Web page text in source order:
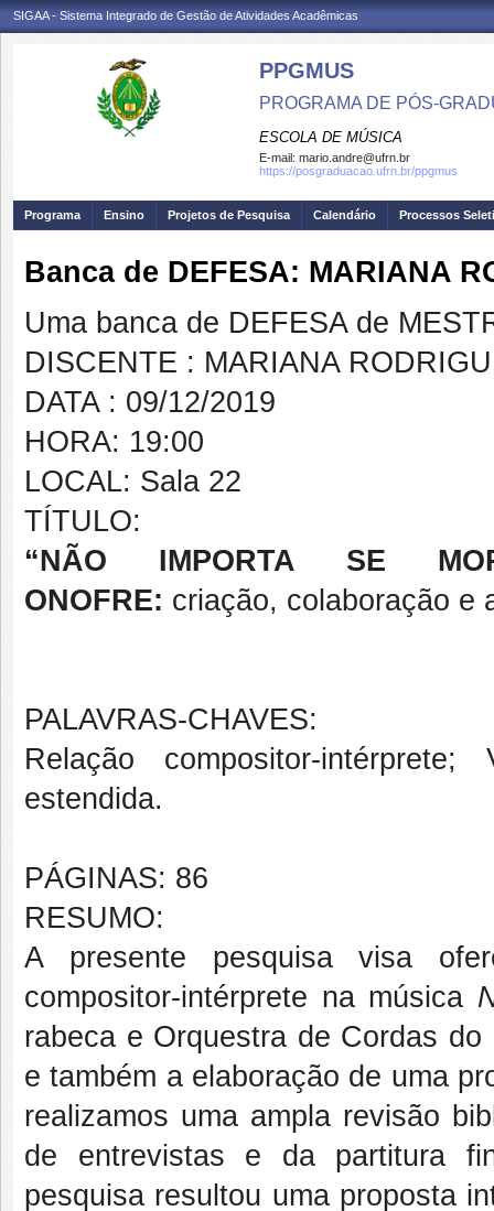
SIGAA - Sistema Integrado de Gestão de Atividades Acadêmicas
PPGMUS
PROGRAMA DE PÓS-
ESCOLA DE MÚSICA
E-mail: mario.andre@ufrn.br
https://posgraduacao.ufrn.br/ppgmus
Programa Ensino Projetos de Pesquisa Calendário Processos
Banca de DEFESA: MARIANA
Uma banca de DEFESA de
DISCENTE : MARIANA
DATA : 09/12/2019
HORA: 19:00
LOCAL: Sala 22
TÍTULO:
“NÃO IMPORTA SE
ONOFRE: criação, colaboração e
PALAVRAS-CHAVES:
Relação compositor-
estendida.
PÁGINAS: 86
RESUMO:
A presente pesquisa visa
compositor-intérprete na música
rabeca e Orquestra de Cordas
e também a elaboração de uma
realizamos uma ampla revisão
de entrevistas e da partitura
pesquisa resultou uma proposta